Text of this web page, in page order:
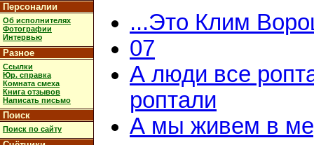
Персоналии
Об исполнителях
Фотографии
Интервью
Разное
Ссылки
Юр. справка
Комната смеха
Книга отзывов
Написать письмо
Поиск
Поиск по сайту
...Это Клим
07
А люди все
роптали
А мы живем в